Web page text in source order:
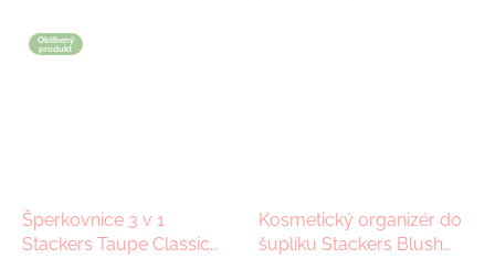
Oblíbený
produkt
Šperkovnice 3 v 1
Stackers Taupe Classic
Kosmetický organizér do
šuplíku Stackers Blush